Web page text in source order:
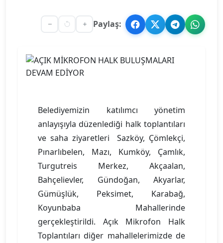
Paylaş:
Belediyemizin katılımcı yönetim
anlayışıyla düzenlediği halk toplantıları
ve saha ziyaretleri Sazköy, Çömlekçi,
Pınarlıbelen, Mazı, Kumköy, Çamlık,
Turgutreis Merkez, Akçaalan,
Bahçelievler, Gündoğan, Akyarlar,
Gümüşlük, Peksimet, Karabağ,
Koyunbaba Mahallerinde
gerçekleştirildi. Açık Mikrofon Halk
Toplantıları diğer mahallelerimizde de